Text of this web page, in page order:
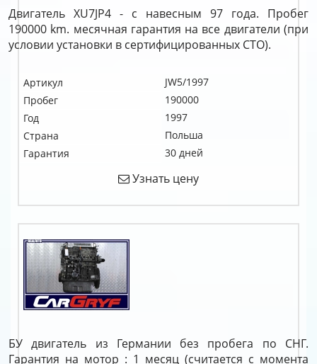
Двигатель XU7JP4 - с навесным 97 года. Пробег
190000 km. месячная гарантия на все двигатели (при
условии установки в сертифицированных СТО).
Артикул
JW5/1997
Пробег
190000
Год
1997
Страна
Польша
Гарантия
30 дней
Узнать цену
БУ двигатель из Германии без пробега по СНГ.
Гарантия на мотор : 1 месяц (считается с момента